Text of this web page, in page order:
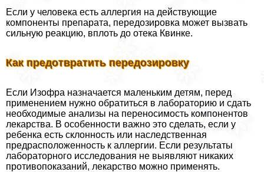
Если у человека есть аллергия на действующие
компоненты препарата, передозировка может вызвать
сильную реакцию, вплоть до отека Квинке.
Как предотвратить передозировку
Если Изофра назначается маленьким детям, перед
применением нужно обратиться в лабораторию и сдать
необходимые анализы на переносимость компонентов
лекарства. В особенности важно это сделать, если у
ребенка есть склонность или наследственная
предрасположенность к аллергии. Если результаты
лабораторного исследования не выявляют никаких
противопоказаний, лекарство можно применять.